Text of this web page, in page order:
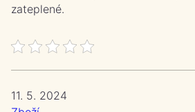
zateplené.
11. 5. 2024